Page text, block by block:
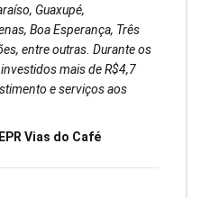
Guaxupé,
Boa Esperança, Três
entre outras. Durante os
mais de R$4,7
e serviços aos
Vias do Café